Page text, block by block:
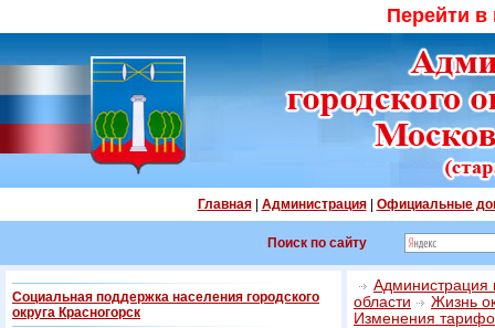
Перейти
Главная| Администрация| Официальные
Поиск по сайту
Социальная поддержка населения городского
округа Красногорск
Администрация
области
Жизнь
Изменения